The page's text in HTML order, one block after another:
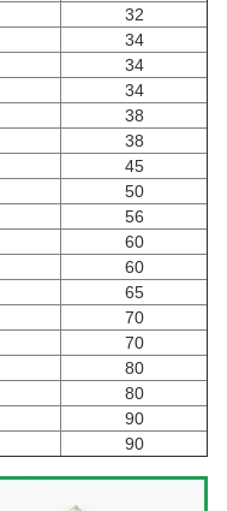
32
34
34
34
38
38
45
50
56
60
60
65
70
70
80
80
90
90